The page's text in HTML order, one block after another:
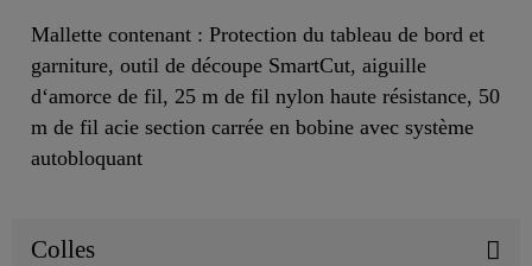
Mallette contenant : Protection du tableau de bord et
garniture, outil de découpe SmartCut, aiguille
d‘amorce de fil, 25 m de fil nylon haute résistance, 50
m de fil acie section carrée en bobine avec système
autobloquant
Colles